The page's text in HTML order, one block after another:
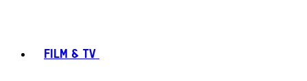
FILM & TV